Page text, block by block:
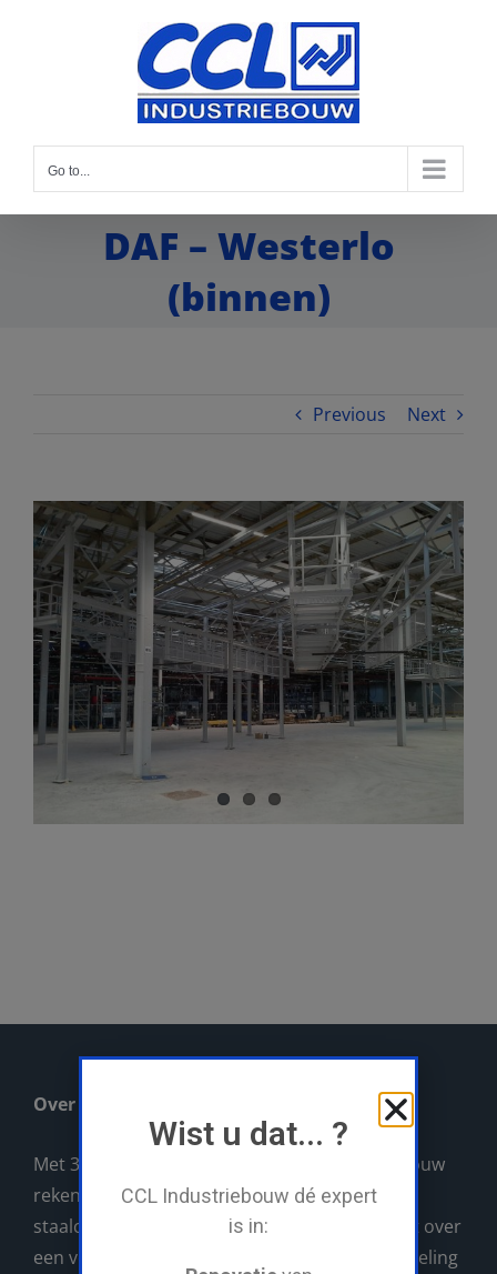
Go to...
DAF – Westerlo
(binnen)
Previous Next
Over CCL
Met 30 jaar ervaring, kan u op CCL-Industriebouw
rekenen als uw rendabele partner voor al uw
staalconstructies. CCL-Industriebouw beschikt over
een volledig eigen machinepark, atelier, lasafdeling
Wist u dat... ?
CCL Industriebouw dé expert
is in: